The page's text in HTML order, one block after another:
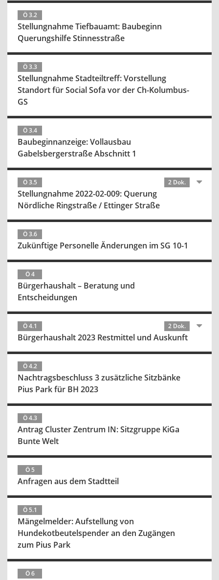
Ö 3.2
Stellungnahme Tiefbauamt: Baubeginn
Querungshilfe Stinnesstraße
Ö 3.3
Stellungnahme Stadteiltreff: Vorstellung
Standort für Social Sofa vor der Ch-Kolumbus-
GS
Ö 3.4
Baubeginnanzeige: Vollausbau
Gabelsbergerstraße Abschnitt 1
Ö 3.5 2 Dok.
Stellungnahme 2022-02-009: Querung
Nördliche Ringstraße / Ettinger Straße
Ö 3.6
Zukünftige Personelle Änderungen im SG 10-1
Ö 4
Bürgerhaushalt – Beratung und
Entscheidungen
Ö 4.1 2 Dok.
Bürgerhaushalt 2023 Restmittel und Auskunft
Ö 4.2
Nachtragsbeschluss 3 zusätzliche Sitzbänke
Pius Park für BH 2023
Ö 4.3
Antrag Cluster Zentrum IN: Sitzgruppe KiGa
Bunte Welt
Ö 5
Anfragen aus dem Stadtteil
Ö 5.1
Mängelmelder: Aufstellung von
Hundekotbeutelspender an den Zugängen
zum Pius Park
Ö 6